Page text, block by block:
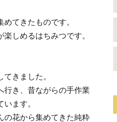
てきたものです。
しめるはちみつです。
きました。
行き、昔ながらの手作業
ます。
の花から集めてきた純粋